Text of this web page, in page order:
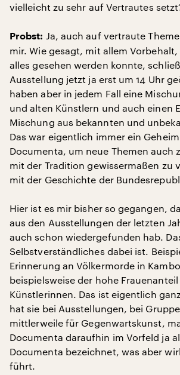
vielleicht zu sehr auf Vertrautes
Probst: Ja, auch auf vertraute
mir. Wie gesagt, mit allem
alles gesehen werden konnte,
Ausstellung jetzt ja erst um 14 Uhr
haben aber in jedem Fall eine
und alten Künstlern und auch einen
Mischung aus bekannten und
Das war eigentlich immer ein
Documenta, um neue Themen auch
mit der Tradition gewissermaßen zu
mit der Geschichte der
Hier ist es mir bisher so gegangen,
aus den Ausstellungen der letzten
auch schon wiedergefunden hab.
Selbstverständliches dabei ist.
Erinnerung an Völkermorde in
beispielsweise der hohe
Künstlerinnen. Das ist eigentlich
hat sie bei Ausstellungen, bei
mittlerweile für Gegenwartskunst,
Documenta daraufhin im Vorfeld ja
Documenta bezeichnet, was aber
führt.